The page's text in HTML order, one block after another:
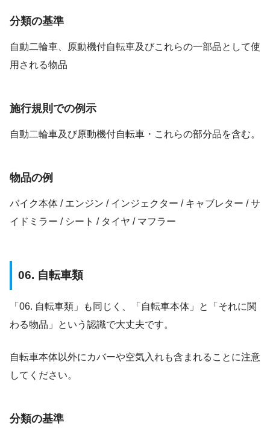
分類の基準
自動二輪車、原動機付自転車及びこれらの一部品として使
用される物品
施行規則での例示
自動二輪車及び原動機付自転車・これらの部分品を含む。
物品の例
バイク本体 / エンジン / インジェクター / キャブレター / サ
イドミラー / シート / タイヤ / マフラー
06. 自転車類
「06. 自転車類」も同じく、「自転車本体」と「それに関
わる物品」という認識で大丈夫です。
自転車本体以外にカバーや空気入れも含まれることに注意
してください。
分類の基準